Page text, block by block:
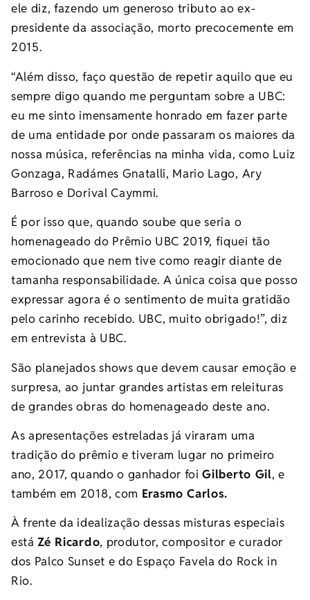
ele diz, fazendo um generoso tributo ao ex-
presidente da associação, morto precocemente em
2015.
“Além disso, faço questão de repetir aquilo que eu
sempre digo quando me perguntam sobre a UBC:
eu me sinto imensamente honrado em fazer parte
de uma entidade por onde passaram os maiores da
nossa música, referências na minha vida, como Luiz
Gonzaga, Radámes Gnatalli, Mario Lago, Ary
Barroso e Dorival Caymmi.
É por isso que, quando soube que seria o
homenageado do Prêmio UBC 2019, fiquei tão
emocionado que nem tive como reagir diante de
tamanha responsabilidade. A única coisa que posso
expressar agora é o sentimento de muita gratidão
pelo carinho recebido. UBC, muito obrigado!”, diz
em entrevista à UBC.
São planejados shows que devem causar emoção e
surpresa, ao juntar grandes artistas em releituras
de grandes obras do homenageado deste ano.
As apresentações estreladas já viraram uma
tradição do prêmio e tiveram lugar no primeiro
ano, 2017, quando o ganhador foiGilberto Gil, e
também em 2018, com Erasmo Carlos.
À frente da idealização dessas misturas especiais
estáZé Ricardo, produtor, compositor e curador
dos Palco Sunset e do Espaço Favela do Rock in
Rio.